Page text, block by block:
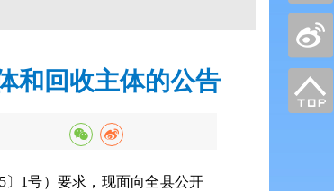
和回收主体的公告
〕1号）要求，现面向全县公开